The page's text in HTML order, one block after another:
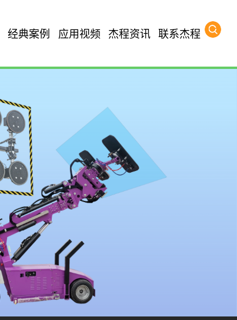
经典案例 应用视频 杰程资讯 联系杰程